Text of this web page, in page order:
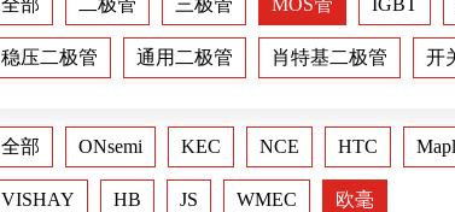
全部 二极管 三极管 MOS管 IGBT
稳压二极管 通用二极管 肖特基二极管 开
全部 ONsemi KEC NCE HTC
VISHAY HB JS WMEC 欧毫